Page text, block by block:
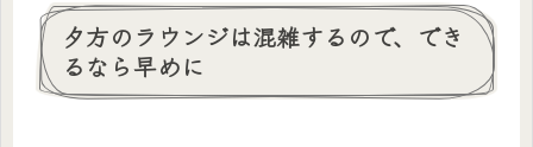
夕方のラウンジは混雑するので、でき
るなら早めに